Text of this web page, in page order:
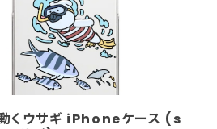
くウサギ iPhoneケース (s